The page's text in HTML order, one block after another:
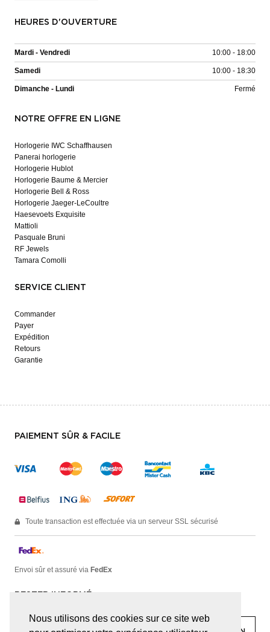
Nous utilisons des cookies sur ce site web
HEURES D'OUVERTURE
Mardi - Vendredi 10:00 - 18:00
Samedi 10:00 - 18:30
Dimanche - Lundi Fermé
NOTRE OFFRE EN LIGNE
Horlogerie IWC Schaffhausen
Panerai horlogerie
Horlogerie Hublot
Horlogerie Baume & Mercier
Horlogerie Bell & Ross
Horlogerie Jaeger-LeCoultre
Haesevoets Exquisite
Mattioli
Pasquale Bruni
RF Jewels
Tamara Comolli
SERVICE CLIENT
Commander
Payer
Expédition
Retours
Garantie
PAIEMENT SÛR & FACILE
Toute transaction est effectuée via un serveur SSL sécurisé
Envoi sûr et assuré via FedEx
RESTER INFORMÉ